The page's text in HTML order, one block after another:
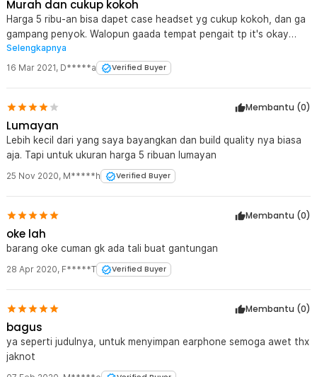
Murah dan cukup kokoh
Harga 5 ribu-an bisa dapet case headset yg cukup kokoh, dan ga
gampang penyok. Walopun gaada tempat pengait tp it's okay
karna gaperlu utk digantung, semoga awet
Selengkapnya
16 Mar 2021, D*****a Verified Buyer
Membantu (0)
Lumayan
Lebih kecil dari yang saya bayangkan dan build quality nya biasa
aja. Tapi untuk ukuran harga 5 ribuan lumayan
25 Nov 2020, M*****h Verified Buyer
Membantu (0)
oke lah
barang oke cuman gk ada tali buat gantungan
28 Apr 2020, F*****T Verified Buyer
Membantu (0)
bagus
ya seperti judulnya, untuk menyimpan earphone semoga awet thx
jaknot